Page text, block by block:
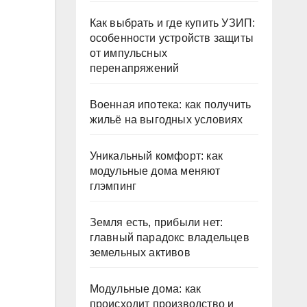
Как выбрать и где купить УЗИП:
особенности устройств защиты
от импульсных
перенапряжений
Военная ипотека: как получить
жильё на выгодных условиях
Уникальный комфорт: как
модульные дома меняют
глэмпинг
Земля есть, прибыли нет:
главный парадокс владельцев
земельных активов
Модульные дома: как
происходит производство и